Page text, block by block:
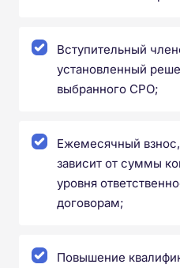
Вступительный
установленный
выбранного СРО;
Ежемесячный
зависит от суммы
уровня
договорам;
Повышение